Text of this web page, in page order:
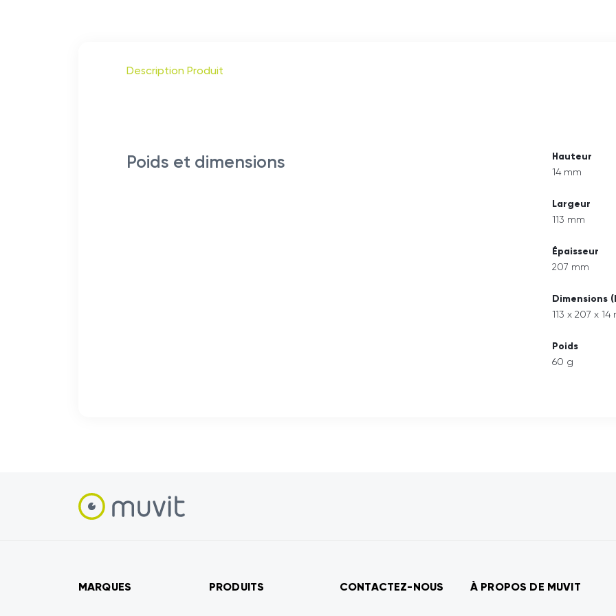
Description Produit
Poids et dimensions Hauteur
14 mm
Largeur
113 mm
Épaisseur
207 mm
Dimensions
113 x 207 x 14
Poids
60 g
MARQUES PRODUITS CONTACTEZ-NOUS À PROPOS DE MUVIT